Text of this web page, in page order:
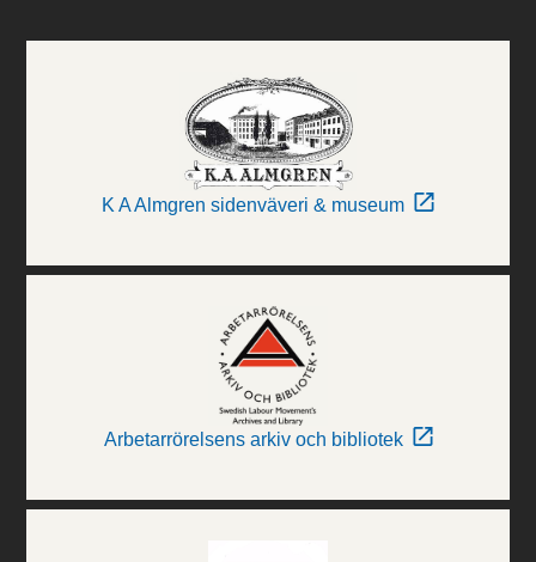
K A Almgren sidenväveri & museum
Arbetarrörelsens arkiv och bibliotek